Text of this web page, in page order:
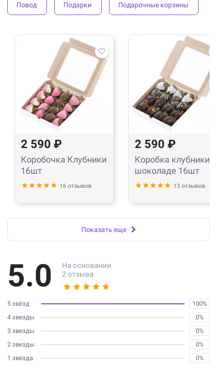
Повод Подарки Подарочные корзины
2 590 ₽
Коробочка Клубники
16шт
16 отзывов
2 590 ₽
Коробка клубники в
шоколаде 16шт
13 отзывов
Показать еще
5.0
На основании
2 отзыва
5 звёзд
100%
4 звезды
0%
3 звезды
0%
2 звезды
0%
1 звезда
0%